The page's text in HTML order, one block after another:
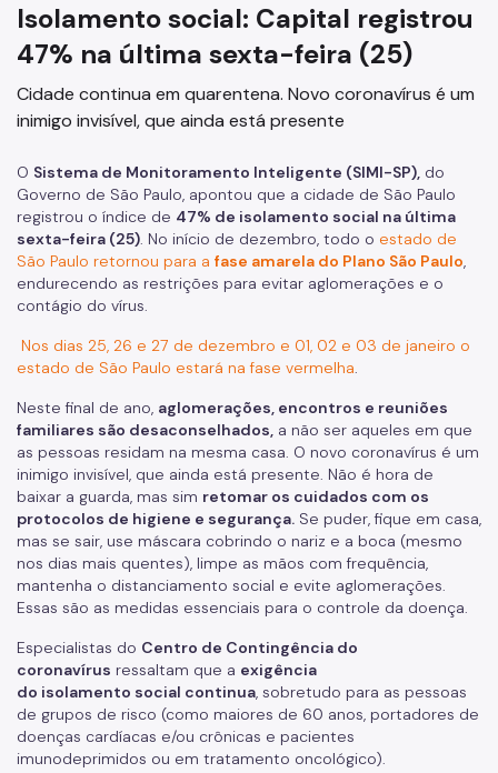
Isolamento social: Capital registrou
47% na última sexta-feira (25)
Cidade continua em quarentena. Novo coronavírus é um
inimigo invisível, que ainda está presente
O Sistema de Monitoramento Inteligente (SIMI-SP), do
Governo de São Paulo, apontou que a cidade de São Paulo
registrou o índice de 47% de isolamento social na última
sexta-feira (25). No início de dezembro, todo o estado de
São Paulo retornou para a fase amarela do Plano São Paulo,
endurecendo as restrições para evitar aglomerações e o
contágio do vírus.
Nos dias 25, 26 e 27 de dezembro e 01, 02 e 03 de janeiro o
estado de São Paulo estará na fase vermelha.
Neste final de ano, aglomerações, encontros e reuniões
familiares são desaconselhados, a não ser aqueles em que
as pessoas residam na mesma casa. O novo coronavírus é um
inimigo invisível, que ainda está presente. Não é hora de
baixar a guarda, mas sim retomar os cuidados com os
protocolos de higiene e segurança. Se puder, fique em casa,
mas se sair, use máscara cobrindo o nariz e a boca (mesmo
nos dias mais quentes), limpe as mãos com frequência,
mantenha o distanciamento social e evite aglomerações.
Essas são as medidas essenciais para o controle da doença.
Especialistas do Centro de Contingência do
coronavírus ressaltam que a exigência
do isolamento social continua, sobretudo para as pessoas
de grupos de risco (como maiores de 60 anos, portadores de
doenças cardíacas e/ou crônicas e pacientes
imunodeprimidos ou em tratamento oncológico).